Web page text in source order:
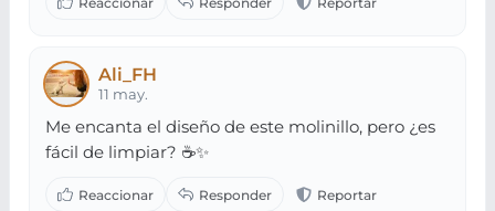
Ali_FH
11 may.
Me encanta el diseño de este molinillo, pero ¿es
fácil de limpiar? ☕✨